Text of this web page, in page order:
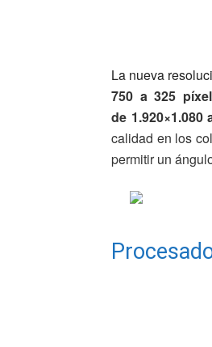
La nueva
750 a 325
de 1.920×1.080
calidad en los
permitir un